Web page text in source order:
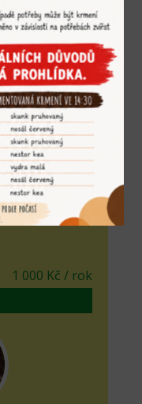
5 000 Kč / rok
1 000 Kč / rok